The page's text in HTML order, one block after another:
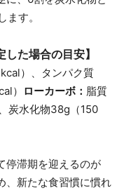
す。
た場合の目安】
）、タンパク質
） ローカーボ： 脂質
炭水化物38g（150
停滞期を迎えるのが
、新たな食習慣に慣れ